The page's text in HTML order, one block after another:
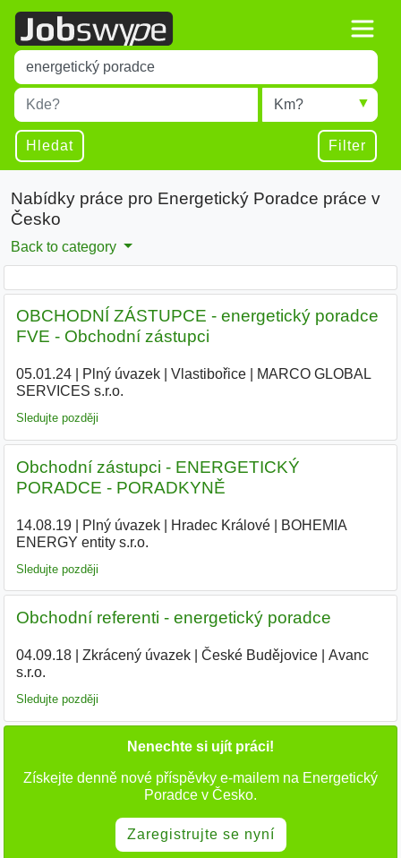
Title
Type 1 or more characters for results.
Místo
Type 1 or more characters for results.
Radius
Hledat Filter
Nabídky práce pro Energetický Poradce práce v
Česko
Back to category
OBCHODNÍ ZÁSTUPCE - energetický poradce
FVE - Obchodní zástupci
05.01.24| Plný úvazek| Vlastibořice|
MARCO GLOBAL
SERVICES s.r.o.
Sledujte později
Obchodní zástupci - ENERGETICKÝ
PORADCE - PORADKYNĚ
14.08.19| Plný úvazek| Hradec Králové|
BOHEMIA
ENERGY entity s.r.o.
Sledujte později
Obchodní referenti - energetický poradce
04.09.18| Zkrácený úvazek| České Budějovice|
Avanc
s.r.o.
Sledujte později
Nenechte si ujít práci!
Získejte denně nové příspěvky e-mailem na Energetický
Poradce v Česko.
Zaregistrujte se nyní